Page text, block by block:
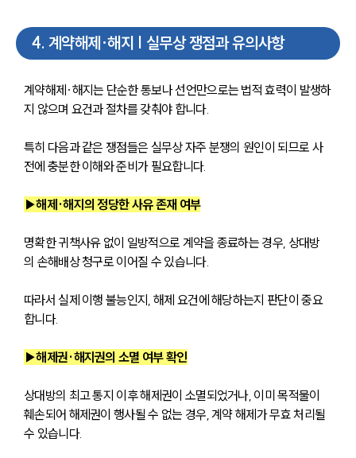
4. 계약해제·해지 | 실무상 쟁점과 유의사항
계약해제·해지는 단순한 통보나 선언만으로는 법적 효력이 발생하
지 않으며 요건과 절차를 갖춰야 합니다.
특히 다음과 같은 쟁점들은 실무상 자주 분쟁의 원인이 되므로 사
전에 충분한 이해와 준비가 필요합니다.
▶해제·해지의 정당한 사유 존재 여부
명확한 귀책사유 없이 일방적으로 계약을 종료하는 경우, 상대방
의 손해배상 청구로 이어질 수 있습니다.
따라서 실제 이행 불능인지, 해제 요건에 해당하는지 판단이 중요
합니다.
▶해제권·해지권의 소멸 여부 확인
상대방의 최고 통지 이후 해제권이 소멸되었거나, 이미 목적물이
훼손되어 해제권이 행사될 수 없는 경우, 계약 해제가 무효 처리될
수 있습니다.